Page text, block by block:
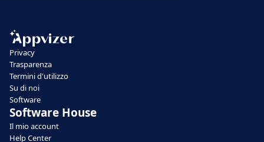
Privacy
Trasparenza
Termini d'utilizzo
Su di noi
Software
Software House
Il mio account
Help Center